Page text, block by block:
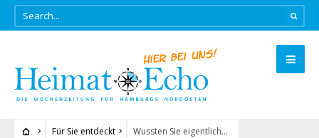
Für Sie entdeckt Wussten Sie eigentlich…